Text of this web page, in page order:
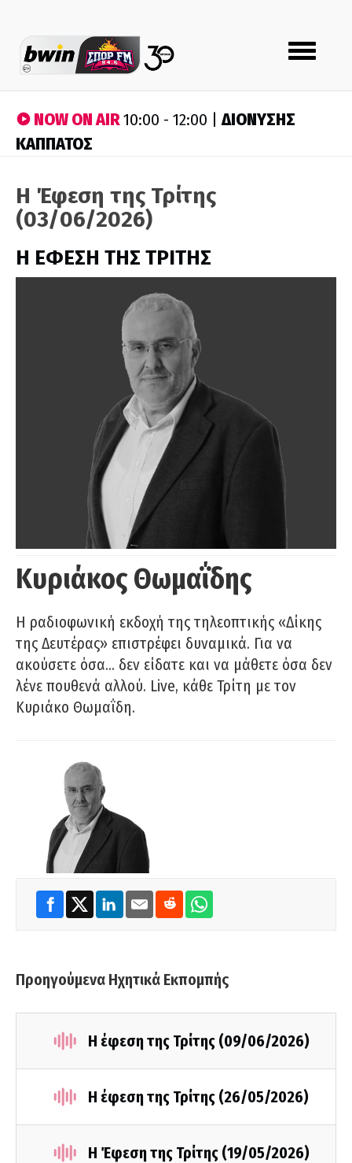
Toggle
navigation
NOW ON AIR10:00 - 12:00 |ΔΙΟΝΥΣΗΣ
ΚΑΠΠΑΤΟΣ
Η Έφεση της Τρίτης
(03/06/2026)
Η ΕΦΕΣΗ ΤΗΣ ΤΡΙΤΗΣ
Κυριάκος Θωμαΐδης
Η ραδιοφωνική εκδοχή της τηλεοπτικής «Δίκης
της Δευτέρας» επιστρέφει δυναμικά. Για να
ακούσετε όσα… δεν είδατε και να μάθετε όσα δεν
λένε πουθενά αλλού. Live, κάθε Τρίτη με τον
Κυριάκο Θωμαΐδη.
Προηγούμενα Ηχητικά Εκπομπής
Η έφεση της Τρίτης (09/06/2026)
Η έφεση της Τρίτης (26/05/2026)
Η Έφεση της Τρίτης (19/05/2026)